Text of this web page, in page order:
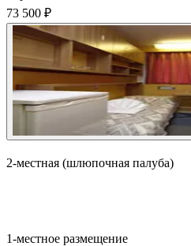
73 500 ₽
2-местная (шлюпочная палуба)
1-местное размещение